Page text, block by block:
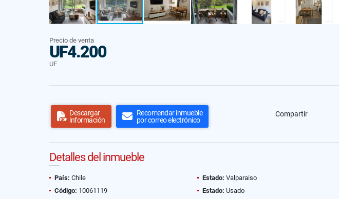
Precio de venta
UF4.200
UF
Descargar
información
Recomendar inmueble
por correo electrónico
Compartir
Detalles del inmueble
País: Chile Estado: Valparaiso
Código: 10061119 Estado: Usado